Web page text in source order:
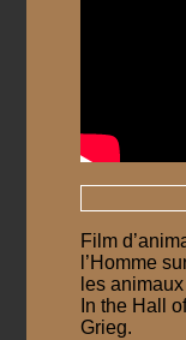
Film
l’Homme
les
In the Hall
Grieg.